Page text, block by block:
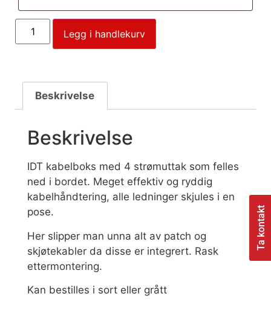
Ta kontakt
Legg i handlekurv
Beskrivelse
Beskrivelse
IDT kabelboks med 4 strømuttak som felles
ned i bordet. Meget effektiv og ryddig
kabelhåndtering, alle ledninger skjules i en
pose.
Her slipper man unna alt av patch og
skjøtekabler da disse er integrert. Rask
ettermontering.
Kan bestilles i sort eller grått